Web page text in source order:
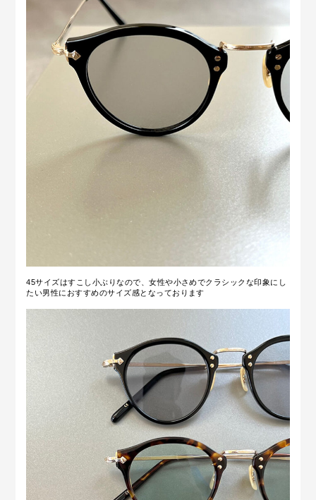
45サイズはすこし小ぶりなので、女性や小さめでクラシックな印象にし
たい男性におすすめのサイズ感となっております